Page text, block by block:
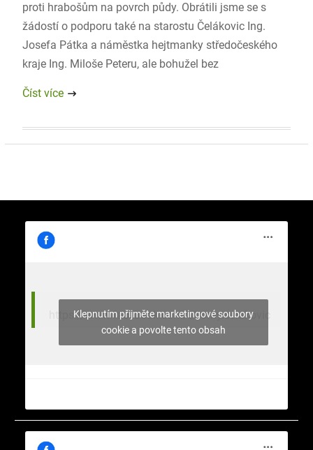
proti hrabošům na povrch půdy. Obrátili jsme se s
žádostí o podporu také na starostu Čelákovic Ing.
Josefa Pátka a náměstka hejtmanky středočeského
kraje Ing. Miloše Peteru, ale bohužel bez
Číst více
https://www.facebook.com/stromy.celakovic
Klepnutím přijměte marketingové soubory
cookie a povolte tento obsah